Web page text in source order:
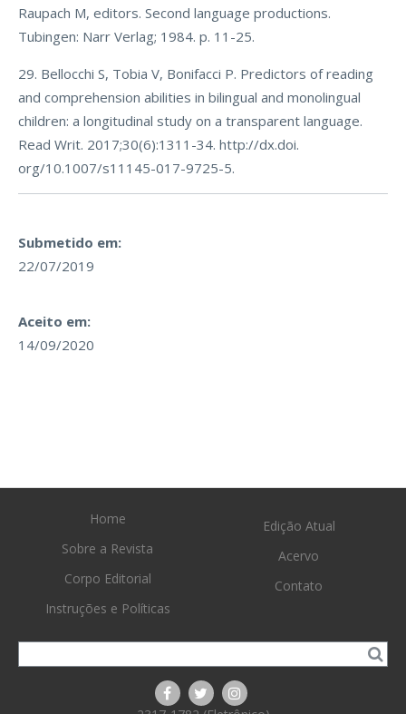
Raupach M, editors. Second language productions.
Tubingen: Narr Verlag; 1984. p. 11-25.
29. Bellocchi S, Tobia V, Bonifacci P. Predictors of reading
and comprehension abilities in bilingual and monolingual
children: a longitudinal study on a transparent language.
Read Writ. 2017;30(6):1311-34. http://dx.doi.
org/10.1007/s11145-017-9725-5.
Submetido em:
22/07/2019
Aceito em:
14/09/2020
Home
Sobre a Revista
Corpo Editorial
Instruções e Políticas
Edição Atual
Acervo
Contato